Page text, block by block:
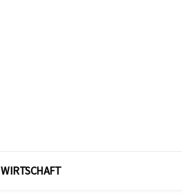
WIRTSCHAFT